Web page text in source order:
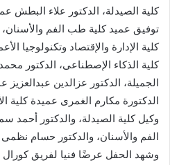
كلية الصيدلة، الدكتور علاء البطش
توفيق عميد كلية طب الفم والأسنان،
كلية الإدارة والإقتصاد وتكنولوجيا
كلية الذكاء الإصطناعى، الدكتور
الجميلة، الدكتور عزالدين عبدالعزيز
الدكتورة مكارم الغمرى عميدة كلية
وكيل كلية الصيدلة، والدكتور أحمد
الفم والأسنان، والدكتور حسام نظمى
وشهد الحفل عرضًا فنيا لفريق